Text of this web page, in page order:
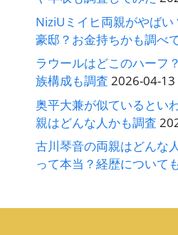
NiziUミイヒ両親がやば
豪邸？お金持ちかも調べ
ラウールはどこのハーフ
族構成も調査 2026-04-13
奥平大兼が似ているとい
親はどんな人かも調査
古川琴音の両親はどんな
って本当？経歴について